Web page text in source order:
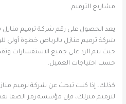
مشاريع الترميم.
يعد الحصول على رقم شركة ترميم
شركة ترميم منازل بالرياض خطوة أولى
حيث يتم الرد على جميع الاستفسارات
حسب احتياجات العميل.
كذلك، إذا كنت تبحث عن شركة ترميم
لترميم منزلك، فإن مؤسسة رمز الصفا